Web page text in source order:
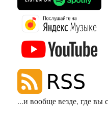
...и вообще везде, где вы